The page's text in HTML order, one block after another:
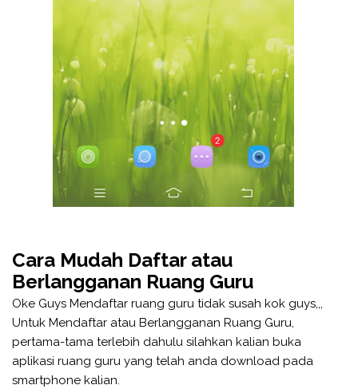
Cara Mudah Daftar atau
Berlangganan Ruang Guru
Oke Guys Mendaftar ruang guru tidak susah kok guys,,,
Untuk Mendaftar atau Berlangganan Ruang Guru,
pertama-tama terlebih dahulu silahkan kalian buka
aplikasi ruang guru yang telah anda download pada
smartphone kalian.